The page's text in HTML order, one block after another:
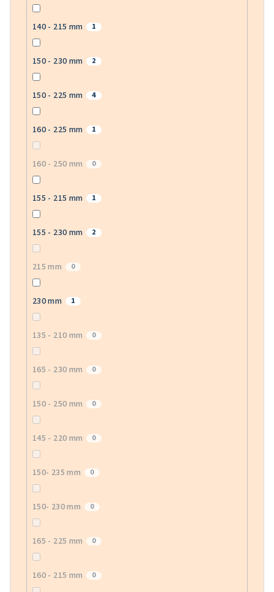
140 - 215 mm 1
150 - 230 mm 2
150 - 225 mm 4
160 - 225 mm 1
160 - 250 mm 0
155 - 215 mm 1
155 - 230 mm 2
215 mm 0
230 mm 1
135 - 210 mm 0
165 - 230 mm 0
150 - 250 mm 0
145 - 220 mm 0
150- 235 mm 0
150- 230 mm 0
165 - 225 mm 0
160 - 215 mm 0